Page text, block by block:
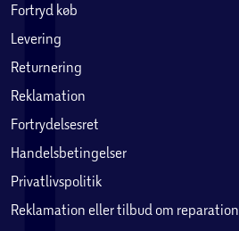
Fortryd køb
Levering
Returnering
Reklamation
Fortrydelsesret
Handelsbetingelser
Privatlivspolitik
Reklamation eller tilbud om reparation